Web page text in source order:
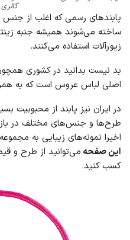
پابندهای رسمی که اغلب از جنس
ساخته می‌شوند همیشه جنبه زینتی
زیورآلات استفاده می‌کنند.
بد نیست بدانید در کشوری
اصلی لباس عروس است که به
در ایران نیز پابند از محبوبیت
طرح‌ها و جنس‌های مختلف در
اخیرا نمونه‌های زیبایی به
این صفحه می‌توانید از طرح و
کسب کنید.